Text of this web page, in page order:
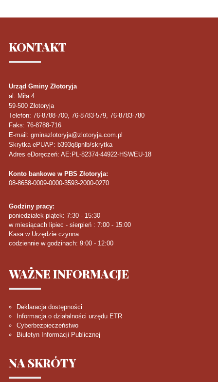
KONTAKT
Urząd Gminy Złotoryja
al. Miła 4
59-500 Złotoryja
Telefon: 76-8788-700, 76-8783-579, 76-8783-780
Faks: 76-8788-716
E-mail: gminazlotoryja@zlotoryja.com.pl
Skrytka ePUAP: b393q8pnlb/skrytka
Adres eDoręczeń: AE:PL-82374-44922-HSWEU-18
Konto bankowe w PBS Złotoryja:
08-8658-0009-0000-3593-2000-0270
Godziny pracy:
poniedziałek-piątek: 7:30 - 15:30
w miesiącach lipiec - sierpień : 7:00 - 15:00
Kasa w Urzędzie czynna
codziennie w godzinach: 9:00 - 12:00
WAŻNEINFORMACJE
Deklaracja dostępności
Informacja o działalności urzędu ETR
Cyberbezpieczeństwo
Biuletyn Informacji Publicznej
NA SKRÓTY